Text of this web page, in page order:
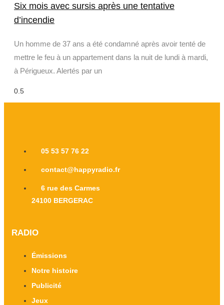
Six mois avec sursis après une tentative
d’incendie
Un homme de 37 ans a été condamné après avoir tenté de
mettre le feu à un appartement dans la nuit de lundi à mardi,
à Périgueux. Alertés par un
05 53 57 76 22
contact@happyradio.fr
6 rue des Carmes
24100 BERGERAC
RADIO
Émissions
Notre histoire
Publicité
Jeux